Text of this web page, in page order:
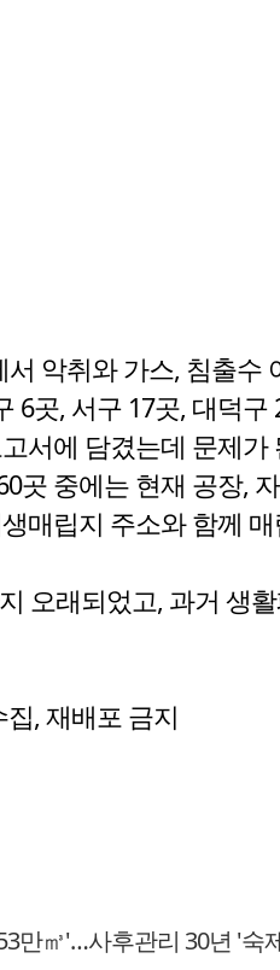
악취와 가스, 침출
6곳, 서구 17곳, 대덕
서에 담겼는데 문제
곳 중에는 현재 공장,
매립지 주소와 함께
오래되었고, 과거 생
, 재배포 금지
만㎥'…사후관리 30년 '숙